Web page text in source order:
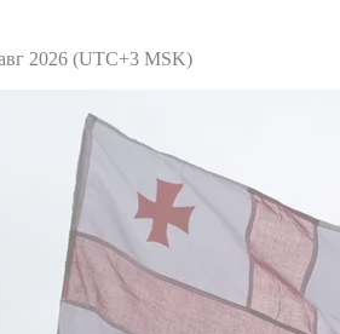
2026 (UTC+3 MSK)